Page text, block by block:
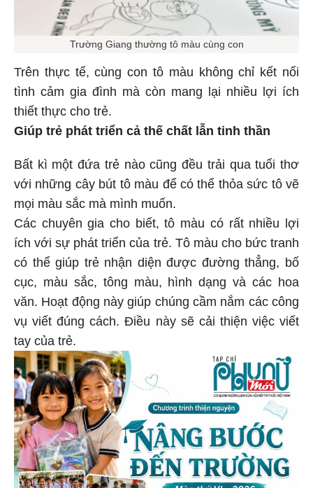
Trường Giang thường tô màu cùng con
Trên thực tế, cùng con tô màu không chỉ kết nối
tình cảm gia đình mà còn mang lại nhiều lợi ích
thiết thực cho trẻ.
Giúp trẻ phát triển cả thế chất lẫn tinh thần
Bất kì một đứa trẻ nào cũng đều trải qua tuổi thơ
với những cây bút tô màu để có thể thỏa sức tô vẽ
mọi màu sắc mà mình muốn.
Các chuyên gia cho biết, tô màu có rất nhiều lợi
ích với sự phát triển của trẻ. Tô màu cho bức tranh
có thể giúp trẻ nhận diện được đường thẳng, bố
cục, màu sắc, tông màu, hình dạng và các hoa
văn. Hoạt động này giúp chúng cầm nắm các công
vụ viết đúng cách. Điều này sẽ cải thiện việc viết
tay của trẻ.